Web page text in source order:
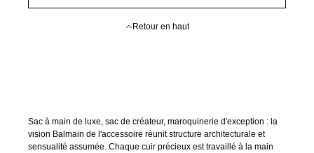
Retour en haut
Sac à main de luxe, sac de créateur, maroquinerie d'exception : la
vision Balmain de l'accessoire réunit structure architecturale et
sensualité assumée. Chaque cuir précieux est travaillé à la main